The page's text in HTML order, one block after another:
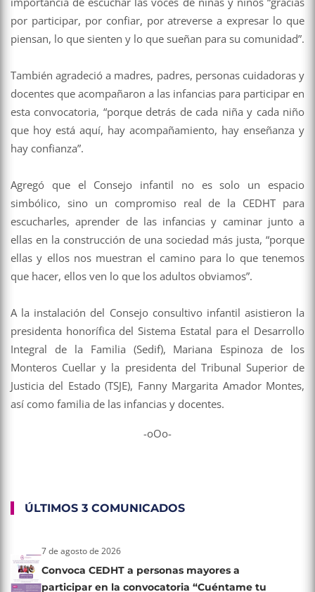
por participar, por confiar, por atreverse a expresar lo que
piensan, lo que sienten y lo que sueñan para su comunidad”.
También agradeció a madres, padres, personas cuidadoras y
docentes que acompañaron a las infancias para participar en
esta convocatoria, “porque detrás de cada niña y cada niño
que hoy está aquí, hay acompañamiento, hay enseñanza y
hay confianza”.
Agregó que el Consejo infantil no es solo un espacio
simbólico, sino un compromiso real de la CEDHT para
escucharles, aprender de las infancias y caminar junto a
ellas en la construcción de una sociedad más justa, “porque
ellas y ellos nos muestran el camino para lo que tenemos
que hacer, ellos ven lo que los adultos obviamos”.
A la instalación del Consejo consultivo infantil asistieron la
presidenta honorífica del Sistema Estatal para el Desarrollo
Integral de la Familia (Sedif), Mariana Espinoza de los
Monteros Cuellar y la presidenta del Tribunal Superior de
Justicia del Estado (TSJE), Fanny Margarita Amador Montes,
así como familia de las infancias y docentes.
-oOo-
ÚLTIMOS 3 COMUNICADOS
7 de agosto de 2026
Convoca CEDHT a personas mayores a
participar en la convocatoria “Cuéntame tu